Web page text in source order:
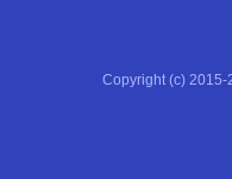
Copyright (c) 2015-